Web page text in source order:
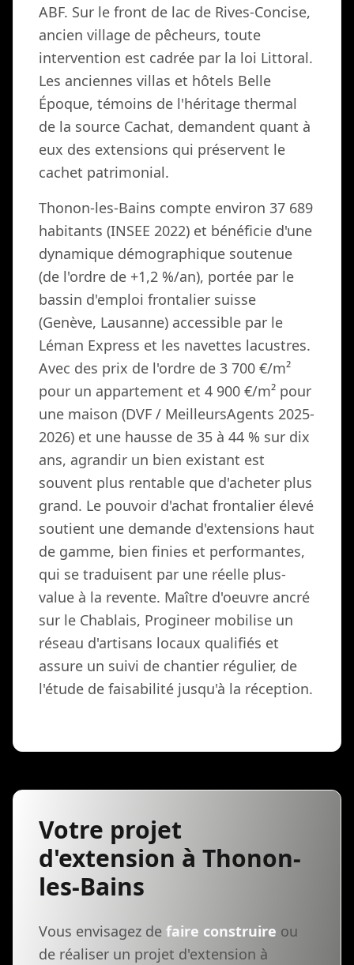
ABF. Sur le front de lac de Rives-Concise,
ancien village de pêcheurs, toute
intervention est cadrée par la loi Littoral.
Les anciennes villas et hôtels Belle
Époque, témoins de l'héritage thermal
de la source Cachat, demandent quant à
eux des extensions qui préservent le
cachet patrimonial.
Thonon-les-Bains compte environ 37 689
habitants (INSEE 2022) et bénéficie d'une
dynamique démographique soutenue
(de l'ordre de +1,2 %/an), portée par le
bassin d'emploi frontalier suisse
(Genève, Lausanne) accessible par le
Léman Express et les navettes lacustres.
Avec des prix de l'ordre de 3 700 €/m²
pour un appartement et 4 900 €/m² pour
une maison (DVF / MeilleursAgents 2025-
2026) et une hausse de 35 à 44 % sur dix
ans, agrandir un bien existant est
souvent plus rentable que d'acheter plus
grand. Le pouvoir d'achat frontalier élevé
soutient une demande d'extensions haut
de gamme, bien finies et performantes,
qui se traduisent par une réelle plus-
value à la revente. Maître d'oeuvre ancré
sur le Chablais, Progineer mobilise un
réseau d'artisans locaux qualifiés et
assure un suivi de chantier régulier, de
l'étude de faisabilité jusqu'à la réception.
Votre projet
d'extension à Thonon-
les-Bains
Vous envisagez de faire construire ou
de réaliser un projet d'extension à